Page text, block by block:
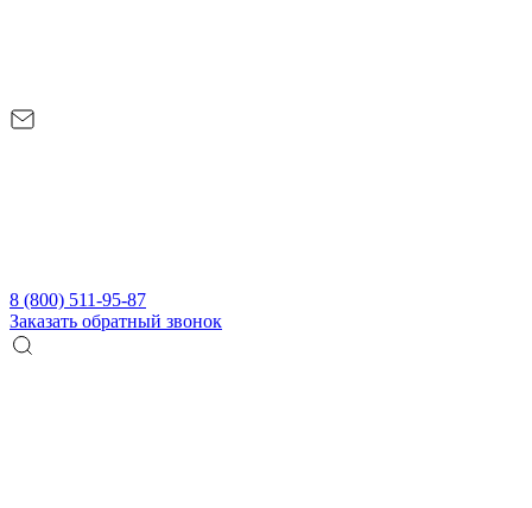
8 (800) 511-95-87
Заказать обратный звонок